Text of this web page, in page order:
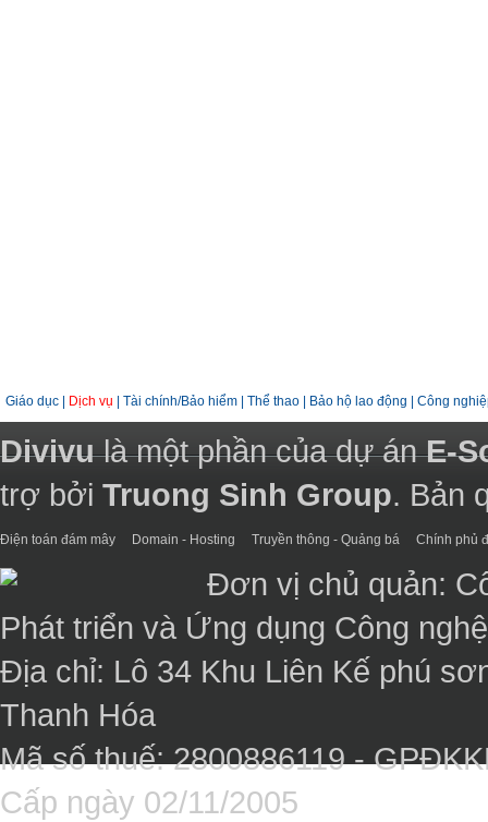
Giáo dục Dịch vụ Tài chính/Bảo hiểm Thể thao Bảo hộ lao động Công
Divivulà một phần của dự ánE-
trợ bởi Truong Sinh Group. Bản
Điện toán đám mây Domain - Hosting Truyền thông - Quảng bá Chính phủ
Đơn vị chủ quản:
Phát triển và Ứng dụng Công
Địa chỉ: Lô 34 Khu Liên Kế phú
Thanh Hóa
Mã số thuế: 2800886119 -
Cấp ngày 02/11/2005